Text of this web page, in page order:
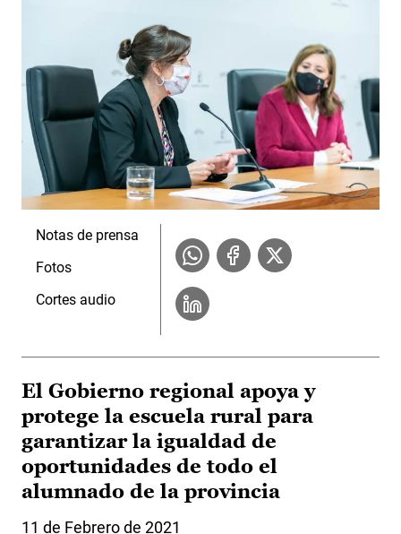
Notas de prensa
Fotos
Cortes audio
El Gobierno regional apoya y
protege la escuela rural para
garantizar la igualdad de
oportunidades de todo el
alumnado de la provincia
11 de Febrero de 2021